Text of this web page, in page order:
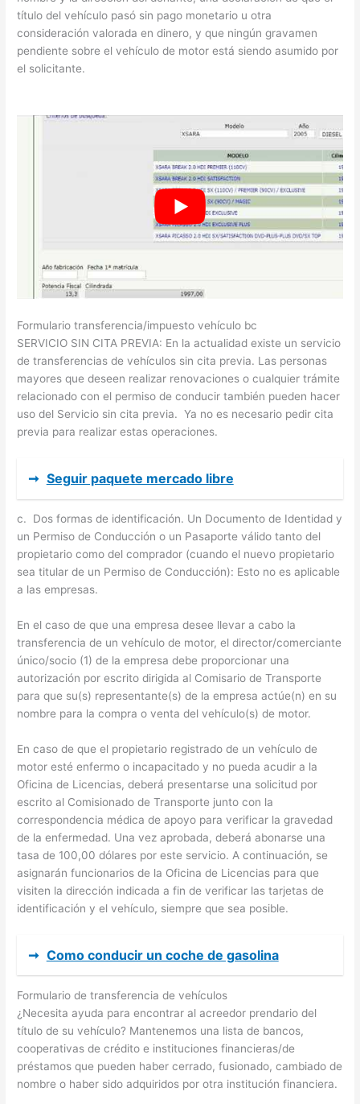
título del vehículo pasó sin pago monetario u otra
consideración valorada en dinero, y que ningún gravamen
pendiente sobre el vehículo de motor está siendo asumido por
el solicitante.
Formulario transferencia/impuesto vehículo bc
SERVICIO SIN CITA PREVIA: En la actualidad existe un servicio
de transferencias de vehículos sin cita previa. Las personas
mayores que deseen realizar renovaciones o cualquier trámite
relacionado con el permiso de conducir también pueden hacer
uso del Servicio sin cita previa. Ya no es necesario pedir cita
previa para realizar estas operaciones.
➞ Seguir paquete mercado libre
c. Dos formas de identificación. Un Documento de Identidad y
un Permiso de Conducción o un Pasaporte válido tanto del
propietario como del comprador (cuando el nuevo propietario
sea titular de un Permiso de Conducción): Esto no es aplicable
a las empresas.
En el caso de que una empresa desee llevar a cabo la
transferencia de un vehículo de motor, el director/comerciante
único/socio (1) de la empresa debe proporcionar una
autorización por escrito dirigida al Comisario de Transporte
para que su(s) representante(s) de la empresa actúe(n) en su
nombre para la compra o venta del vehículo(s) de motor.
En caso de que el propietario registrado de un vehículo de
motor esté enfermo o incapacitado y no pueda acudir a la
Oficina de Licencias, deberá presentarse una solicitud por
escrito al Comisionado de Transporte junto con la
correspondencia médica de apoyo para verificar la gravedad
de la enfermedad. Una vez aprobada, deberá abonarse una
tasa de 100,00 dólares por este servicio. A continuación, se
asignarán funcionarios de la Oficina de Licencias para que
visiten la dirección indicada a fin de verificar las tarjetas de
identificación y el vehículo, siempre que sea posible.
➞ Como conducir un coche de gasolina
Formulario de transferencia de vehículos
¿Necesita ayuda para encontrar al acreedor prendario del
título de su vehículo? Mantenemos una lista de bancos,
cooperativas de crédito e instituciones financieras/de
préstamos que pueden haber cerrado, fusionado, cambiado de
nombre o haber sido adquiridos por otra institución financiera.